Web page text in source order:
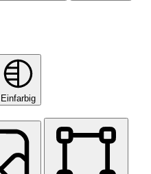
Einfarbig